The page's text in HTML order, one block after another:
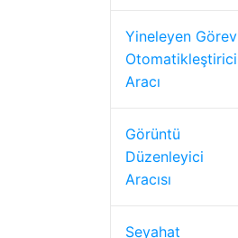
Yineleyen Görev
Otomatikleştirici
Aracı
Görüntü
Düzenleyici
Aracısı
Seyahat